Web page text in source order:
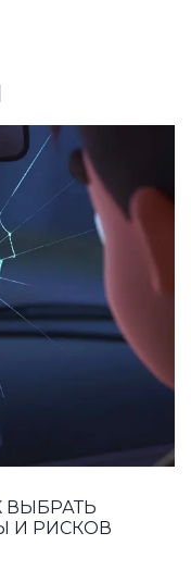
ВЫБРАТЬ
И РИСКОВ